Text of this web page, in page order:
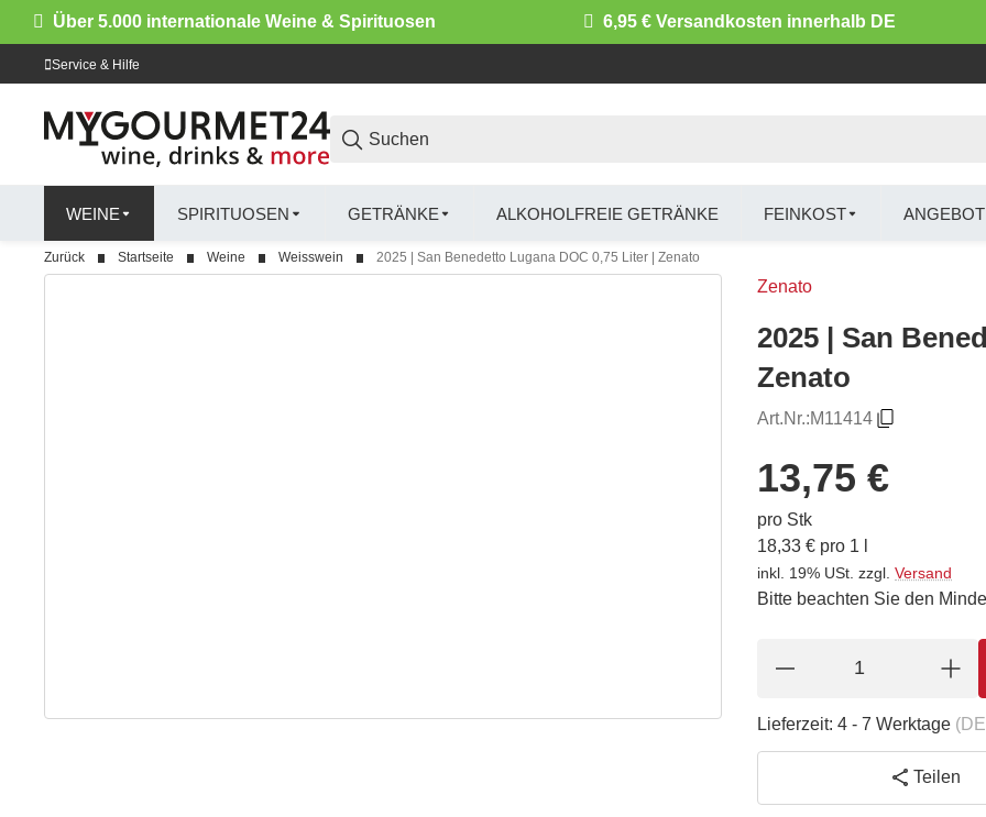
Über 5.000 internationale Weine & Spirituosen 6,95 € Versandkosten innerhalb DE
Service & Hilfe
WEINE SPIRITUOSEN GETRÄNKE ALKOHOLFREIE GETRÄNKE FEINKOST
Zurück Startseite Weine Weisswein 2025 | San Benedetto Lugana DOC 0,75 Liter | Zenato
Zenato
2025 | San
Zenato
Art.Nr.:M11414
13,75 €
pro Stk
18,33 € pro 1 l
inkl. 19% USt. zzgl. Versand
Bitte beachten Sie den
Lieferzeit: 4 - 7 Werktage
Teilen